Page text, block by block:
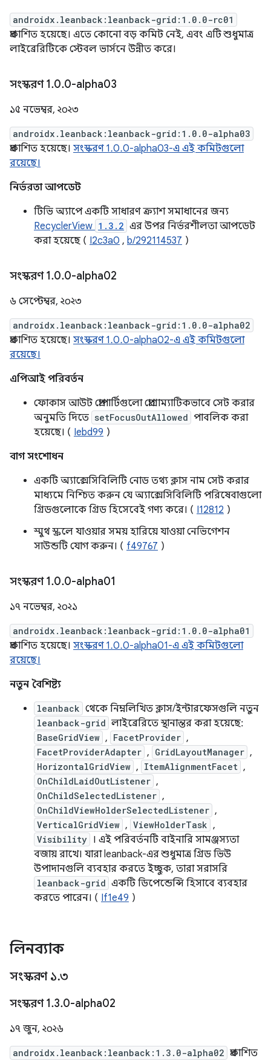
androidx.leanback:leanback-grid:1.0.0-rc01
প্রকাশিত হয়েছে। এতে কোনো বড় কমিট নেই, এবং এটি শুধুমাত্র
লাইব্রেরিটিকে স্টেবল ভার্সনে উন্নীত করে।
সংস্করণ 1.0.0-alpha03
১৫ নভেম্বর, ২০২৩
androidx.leanback:leanback-grid:1.0.0-alpha03
প্রকাশিত হয়েছে। সংস্করণ 1.0.0-alpha03-এ এই কমিটগুলো
রয়েছে।
নির্ভরতা আপডেট
টিভি অ্যাপে একটি সাধারণ ক্র্যাশ সমাধানের জন্য
RecyclerView 1.3.2 এর উপর নির্ভরশীলতা আপডেট
করা হয়েছে ( I2c3a0 , b/292114537 )
সংস্করণ 1.0.0-alpha02
৬ সেপ্টেম্বর, ২০২৩
androidx.leanback:leanback-grid:1.0.0-alpha02
প্রকাশিত হয়েছে। সংস্করণ 1.0.0-alpha02-এ এই কমিটগুলো
রয়েছে।
এপিআই পরিবর্তন
ফোকাস আউট প্রোপার্টিগুলো প্রোগ্রাম্যাটিকভাবে সেট করার
অনুমতি দিতে setFocusOutAllowed পাবলিক করা
হয়েছে। ( Iebd99 )
বাগ সংশোধন
একটি অ্যাক্সেসিবিলিটি নোড তথ্য ক্লাস নাম সেট করার
মাধ্যমে নিশ্চিত করুন যে অ্যাক্সেসিবিলিটি পরিষেবাগুলো
গ্রিডগুলোকে গ্রিড হিসেবেই গণ্য করে। ( I12812 )
স্মুথ স্ক্রলে যাওয়ার সময় হারিয়ে যাওয়া নেভিগেশন
সাউন্ডটি যোগ করুন। ( f49767 )
সংস্করণ 1.0.0-alpha01
১৭ নভেম্বর, ২০২১
androidx.leanback:leanback-grid:1.0.0-alpha01
প্রকাশিত হয়েছে। সংস্করণ 1.0.0-alpha01-এ এই কমিটগুলো
রয়েছে।
নতুন বৈশিষ্ট্য
leanback থেকে নিম্নলিখিত ক্লাস/ইন্টারফেসগুলি নতুন
leanback-grid লাইব্রেরিতে স্থানান্তর করা হয়েছে:
BaseGridView , FacetProvider ,
FacetProviderAdapter , GridLayoutManager ,
HorizontalGridView , ItemAlignmentFacet ,
OnChildLaidOutListener ,
OnChildSelectedListener ,
OnChildViewHolderSelectedListener ,
VerticalGridView , ViewHolderTask ,
Visibility । এই পরিবর্তনটি বাইনারি সামঞ্জস্যতা
বজায় রাখে। যারা leanback-এর শুধুমাত্র গ্রিড ভিউ
উপাদানগুলি ব্যবহার করতে ইচ্ছুক, তারা সরাসরি
leanback-grid একটি ডিপেন্ডেন্সি হিসাবে ব্যবহার
করতে পারেন। ( If1e49 )
লিনব্যাক
সংস্করণ ১.৩
সংস্করণ 1.3.0-alpha02
১৭ জুন, ২০২৬
androidx.leanback:leanback:1.3.0-alpha02 প্রকাশিত